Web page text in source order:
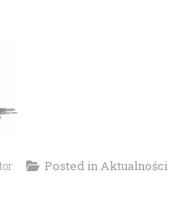
Posted inAktualności